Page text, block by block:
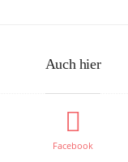
Auch hier
Facebook